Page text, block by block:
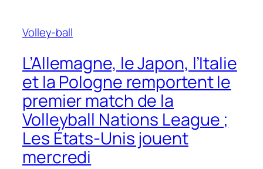
Volley-ball
L’Allemagne, le Japon, l’Italie
et la Pologne remportent le
premier match de la
Volleyball Nations League ;
Les États-Unis jouent
mercredi